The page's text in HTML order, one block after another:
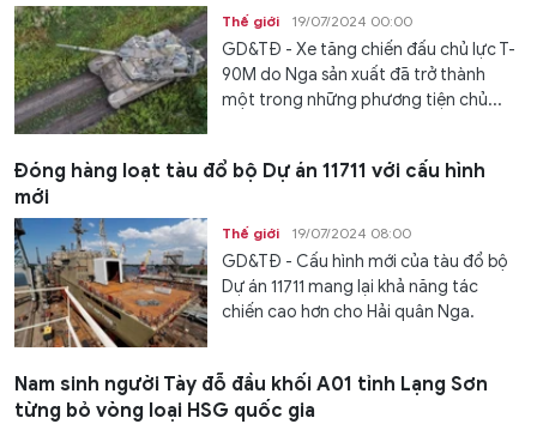
Thế giới 19/07/2024 00:00
GD&TĐ - Xe tăng chiến đấu chủ lực T-
90M do Nga sản xuất đã trở thành
một trong những phương tiện chủ...
Đóng hàng loạt tàu đổ bộ Dự án 11711 với cấu hình
mới
Thế giới 19/07/2024 08:00
GD&TĐ - Cấu hình mới của tàu đổ bộ
Dự án 11711 mang lại khả năng tác
chiến cao hơn cho Hải quân Nga.
Nam sinh người Tày đỗ đầu khối A01 tỉnh Lạng Sơn
từng bỏ vòng loại HSG quốc gia